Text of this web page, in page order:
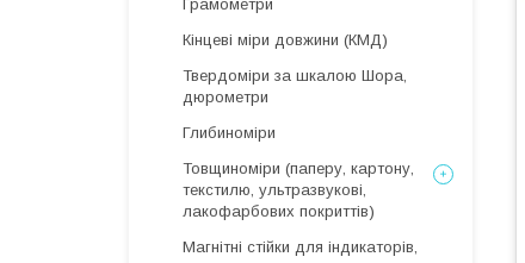
Грамометри
Кінцеві міри довжини (КМД)
Твердоміри за шкалою Шора,
дюрометри
Глибиноміри
Товщиноміри (паперу, картону,
текстилю, ультразвукові,
лакофарбових покриттів)
Магнітні стійки для індикаторів,